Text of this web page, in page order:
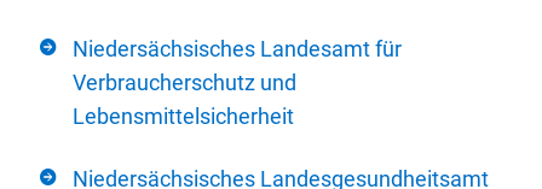
Niedersächsisches Landesamt für
Verbraucherschutz und
Lebensmittelsicherheit
Niedersächsisches Landesgesundheitsamt